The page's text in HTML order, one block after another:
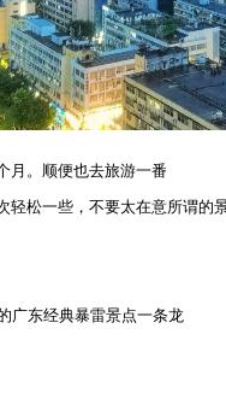
月。顺便也去旅游一番
轻松一些，不要太在意所谓
广东经典暴雷景点一条龙